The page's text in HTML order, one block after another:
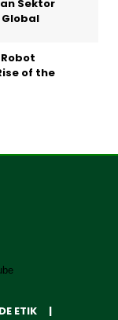
Sektor
of the
ETIK